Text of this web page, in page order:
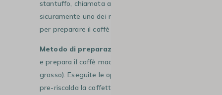
stantuffo, chiamata anche
sicuramente uno dei metodi più semplici
per preparare il caffè
Metodo di preparazione
e prepara il caffè macinato (macinato
grosso). Eseguite le operazioni precedenti,
pre-riscalda la caffettiera a pistone con